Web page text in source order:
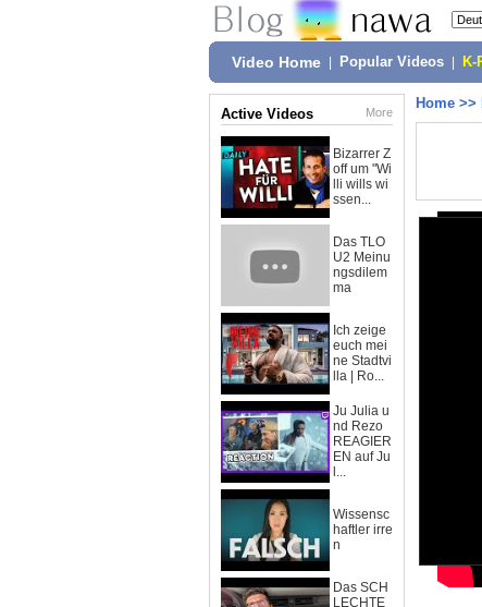
Video Home Popular Videos K-
Active Videos More
Bizarrer Z
off um "Wi
lli wills wi
ssen...
Das TLO
U2 Meinu
ngsdilem
ma
Ich zeige
euch mei
ne Stadtvi
lla | Ro...
Ju Julia u
nd Rezo
REAGIER
EN auf Ju
l...
Wissensc
haftler irre
n
Das SCH
LECHTE
Home >>